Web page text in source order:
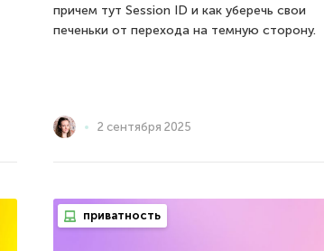
причем тут Session ID и как уберечь свои
печеньки от перехода на темную сторону.
2 сентября 2025
приватность